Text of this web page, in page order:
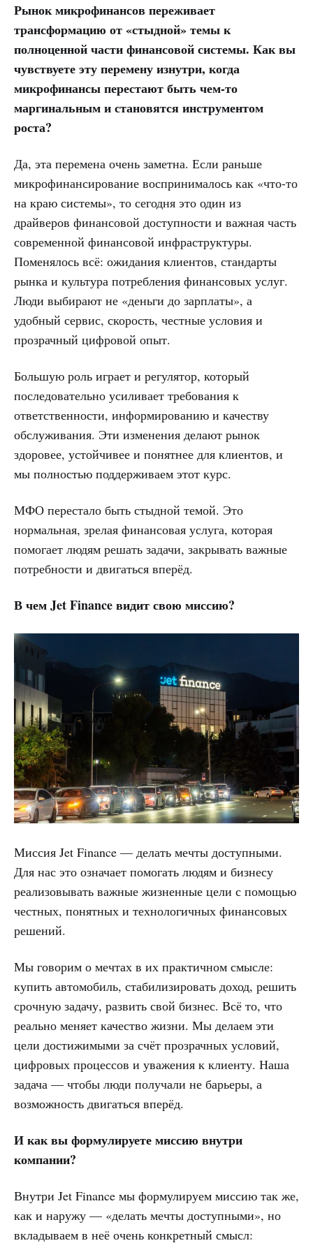
Рынок микрофинансов переживает
трансформацию от «стыдной» темы к
полноценной части финансовой системы. Как вы
чувствуете эту перемену изнутри, когда
микрофинансы перестают быть чем-то
маргинальным и становятся инструментом
роста?
Да, эта перемена очень заметна. Если раньше
микрофинансирование воспринималось как «что-то
на краю системы», то сегодня это один из
драйверов финансовой доступности и важная часть
современной финансовой инфраструктуры.
Поменялось всё: ожидания клиентов, стандарты
рынка и культура потребления финансовых услуг.
Люди выбирают не «деньги до зарплаты», а
удобный сервис, скорость, честные условия и
прозрачный цифровой опыт.
Большую роль играет и регулятор, который
последовательно усиливает требования к
ответственности, информированию и качеству
обслуживания. Эти изменения делают рынок
здоровее, устойчивее и понятнее для клиентов, и
мы полностью поддерживаем этот курс.
МФО перестало быть стыдной темой. Это
нормальная, зрелая финансовая услуга, которая
помогает людям решать задачи, закрывать важные
потребности и двигаться вперёд.
В чем Jet Finance видит свою миссию?
Миссия Jet Finance — делать мечты доступными.
Для нас это означает помогать людям и бизнесу
реализовывать важные жизненные цели с помощью
честных, понятных и технологичных финансовых
решений.
Мы говорим о мечтах в их практичном смысле:
купить автомобиль, стабилизировать доход, решить
срочную задачу, развить свой бизнес. Всё то, что
реально меняет качество жизни. Мы делаем эти
цели достижимыми за счёт прозрачных условий,
цифровых процессов и уважения к клиенту. Наша
задача — чтобы люди получали не барьеры, а
возможность двигаться вперёд.
И как вы формулируете миссию внутри
компании?
Внутри Jet Finance мы формулируем миссию так же,
как и наружу — «делать мечты доступными», но
вкладываем в неё очень конкретный смысл: